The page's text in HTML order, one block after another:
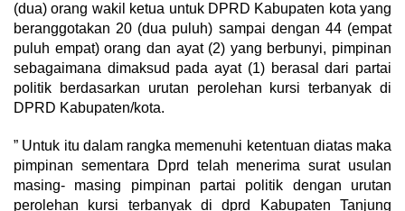
(dua) orang wakil ketua untuk DPRD Kabupaten kota yang
beranggotakan 20 (dua puluh) sampai dengan 44 (empat
puluh empat) orang dan ayat (2) yang berbunyi, pimpinan
sebagaimana dimaksud pada ayat (1) berasal dari partai
politik berdasarkan urutan perolehan kursi terbanyak di
DPRD Kabupaten/kota.
” Untuk itu dalam rangka memenuhi ketentuan diatas maka
pimpinan sementara Dprd telah menerima surat usulan
masing- masing pimpinan partai politik dengan urutan
perolehan kursi terbanyak di dprd Kabupaten Tanjung